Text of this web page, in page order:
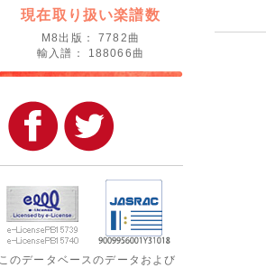
現在取り扱い楽譜数
M8出版： 7782曲
輸入譜： 188066曲
このデータベースのデータおよび